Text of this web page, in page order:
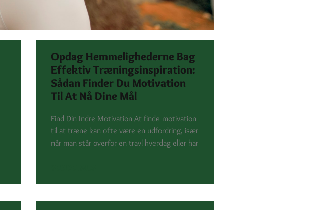
Opdag Hemmelighederne Bag
Effektiv Træningsinspiration:
Sådan Finder Du Motivation
Til At Nå Dine Mål
Find Din Indre Motivation At finde motivation
til at træne kan ofte være en udfordring, især
når man står overfor en travl hverdag eller har